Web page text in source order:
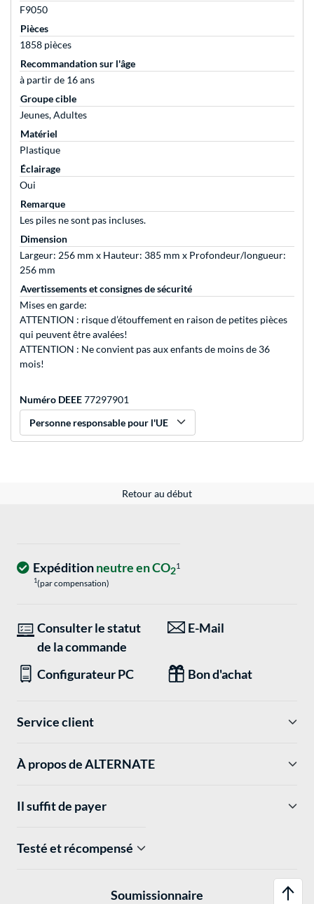
F9050
Pièces
1858 pièces
Recommandation sur l'âge
à partir de 16 ans
Groupe cible
Jeunes, Adultes
Matériel
Plastique
Éclairage
Oui
Remarque
Les piles ne sont pas incluses.
Dimension
Largeur: 256 mm x Hauteur: 385 mm x Profondeur/longueur:
256 mm
Avertissements et consignes de sécurité
Mises en garde:
ATTENTION : risque d’étouffement en raison de petites pièces
qui peuvent être avalées!
ATTENTION : Ne convient pas aux enfants de moins de 36
mois!
Numéro DEEE77297901
Personne responsable pour l'UE
Retour au début
Expéditionneutre en CO21
1(par compensation)
Consulter le statut
de la commande
E-Mail
Configurateur PC Bon d'achat
Service client
À propos de ALTERNATE
Il suffit de payer
Testé et récompensé
Soumissionnaire